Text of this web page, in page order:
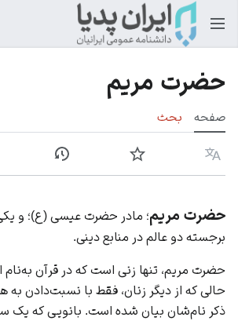
حضرت مریم
صفحه بحث
زبان پیگیری نمایش
حضرت مریم؛ مادر حضرت عیسی (ع)؛ و
برجسته دو عالم در منابع دینی.
حضرت مریم، تنها زنی است که در قرآن
حالی که از دیگر زنان، فقط با نسبت‌دادن
ذکر نام‌شان بیان شده است. بانویی که یک